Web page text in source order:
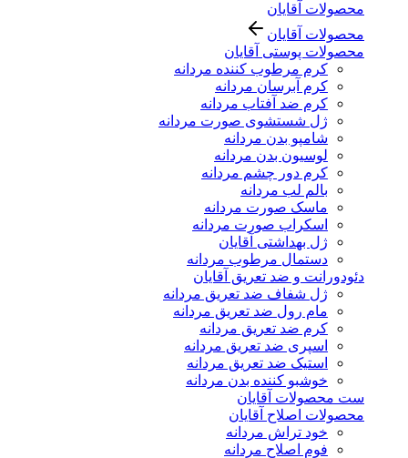
محصولات آقایان
محصولات آقایان
محصولات پوستی آقایان
کرم مرطوب کننده مردانه
کرم آبرسان مردانه
کرم ضد آفتاب مردانه
ژل شستشوی صورت مردانه
شامپو بدن مردانه
لوسیون بدن مردانه
کرم دور چشم مردانه
بالم لب مردانه
ماسک صورت مردانه
اسکراب صورت مردانه
ژل بهداشتی آقایان
دستمال مرطوب مردانه
دئودورانت و ضد تعریق آقایان
ژل شفاف ضد تعریق مردانه
مام رول ضد تعریق مردانه
کرم ضد تعریق مردانه
اسپری ضد تعریق مردانه
استیک ضد تعریق مردانه
خوشبو کننده بدن مردانه
ست محصولات آقایان
محصولات اصلاح آقایان
خود تراش مردانه
فوم اصلاح مردانه